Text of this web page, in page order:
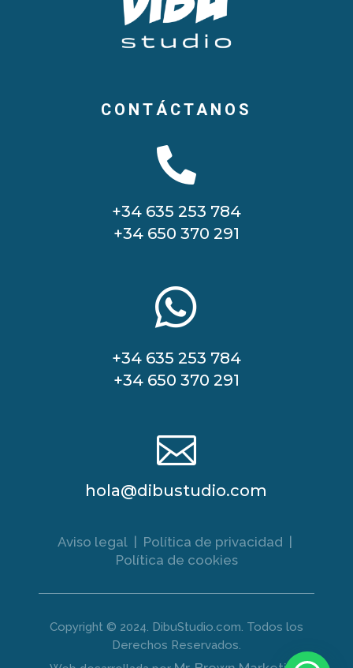
CONTÁCTANOS

+34 635 253 784
+34 650 370 291

+34 635 253 784
+34 650 370 291

hola@dibustudio.com
Aviso legal Política de privacidad
Política de cookies
Copyright © 2024. DibuStudio.com. Todos los
Derechos Reservados.